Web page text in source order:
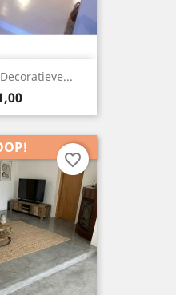
favorite_border